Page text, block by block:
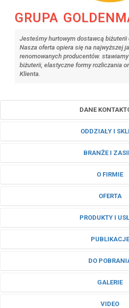
GRUPA
Jesteśmy hurtowym dostawcą
Nasza oferta opiera się na najwyższej
renomowanych producentów.
biżuterii, elastyczne formy rozliczania
Klienta.
DANE
ODDZIAŁY I
BRANŻE I
O FIRMIE
OFERTA
PRODUKTY I
PUBLIKACJE
DO
GALERIE
VIDEO